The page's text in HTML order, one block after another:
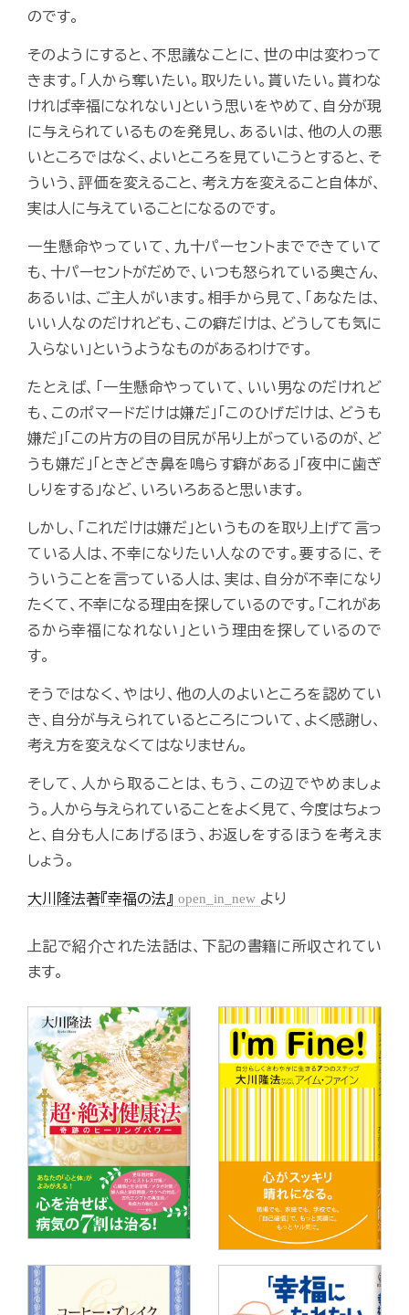
のです。
そのようにすると、不思議なことに、世の中は変わって
きます。「人から奪いたい。取りたい。貰いたい。貰わな
ければ幸福になれない」という思いをやめて、自分が現
に与えられているものを発見し、あるいは、他の人の悪
いところではなく、よいところを見ていこうとすると、そ
ういう、評価を変えること、考え方を変えること自体が、
実は人に与えていることになるのです。
一生懸命やっていて、九十パーセントまでできていて
も、十パーセントがだめで、いつも怒られている奥さん、
あるいは、ご主人がいます。相手から見て、「あなたは、
いい人なのだけれども、この癖だけは、どうしても気に
入らない」というようなものがあるわけです。
たとえば、「一生懸命やっていて、いい男なのだけれど
も、このポマードだけは嫌だ」「このひげだけは、どうも
嫌だ」「この片方の目の目尻が吊り上がっているのが、ど
うも嫌だ」「ときどき鼻を鳴らす癖がある」「夜中に歯ぎ
しりをする」など、いろいろあると思います。
しかし、「これだけは嫌だ」というものを取り上げて言っ
ている人は、不幸になりたい人なのです。要するに、そ
ういうことを言っている人は、実は、自分が不幸になり
たくて、不幸になる理由を探しているのです。「これがあ
るから幸福になれない」という理由を探しているので
す。
そうではなく、やはり、他の人のよいところを認めてい
き、自分が与えられているところについて、よく感謝し、
考え方を変えなくてはなりません。
そして、人から取ることは、もう、この辺でやめましょ
う。人から与えられていることをよく見て、今度はちょっ
と、自分も人にあげるほう、お返しをするほうを考えま
しょう。
大川隆法著『幸福の法』 open_in_new より
上記で紹介された法話は、下記の書籍に所収されてい
ます。